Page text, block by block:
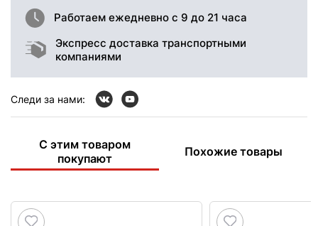
Работаем ежедневно с 9 до 21 часа
Экспресс доставка транспортными
компаниями
Следи за нами:
С этим товаром
покупают
Похожие товары